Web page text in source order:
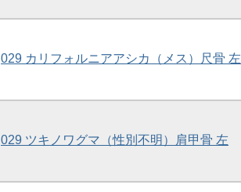
029 カリフォルニアアシカ（メス）尺骨 左
029 ツキノワグマ（性別不明）肩甲骨 左